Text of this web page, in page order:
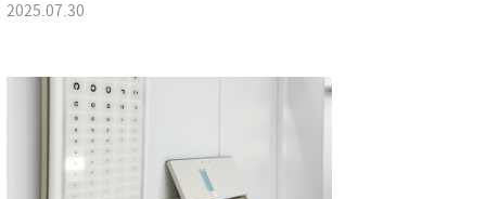
2025.07.30